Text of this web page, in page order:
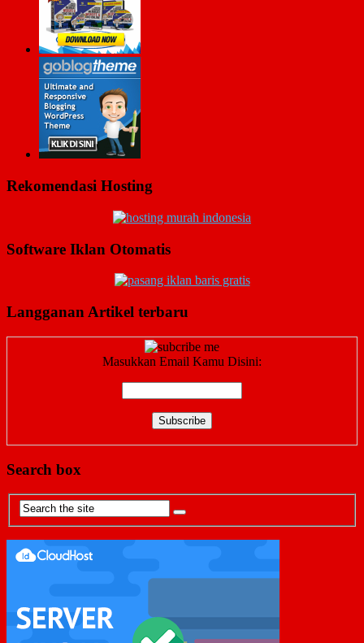
Rekomendasi Hosting
Software Iklan Otomatis
Langganan Artikel terbaru
Masukkan Email Kamu Disini:
Search box